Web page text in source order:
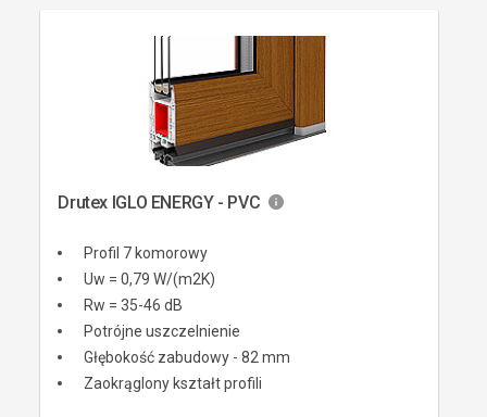
Drutex IGLO ENERGY - PVC
Profil 7 komorowy
Uw = 0,79 W/(m2K)
Rw = 35-46 dB
Potrójne uszczelnienie
Głębokość zabudowy - 82 mm
Zaokrąglony kształt profili